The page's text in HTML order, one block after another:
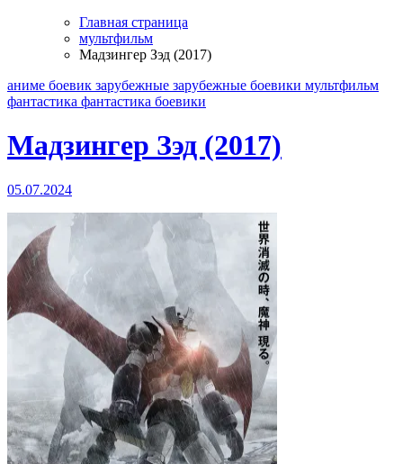
Главная страница
мультфильм
Мадзингер Зэд (2017)
аниме боевик зарубежные зарубежные боевики мультфильм
фантастика фантастика боевики
Мадзингер Зэд (2017)
05.07.2024